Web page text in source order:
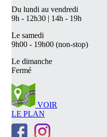
Du lundi au vendredi
9h - 12h30 | 14h - 19h
Le samedi
9h00 - 19h00 (non-stop)
Le dimanche
Fermé
VOIR
LE PLAN